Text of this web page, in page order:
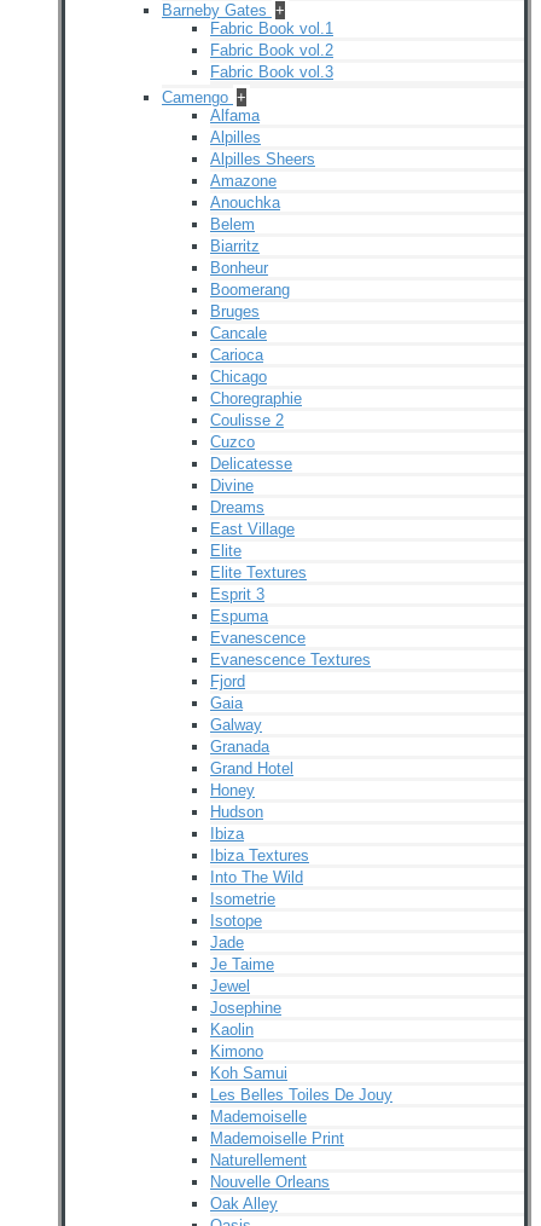
Barneby Gates +
Fabric Book vol.1
Fabric Book vol.2
Fabric Book vol.3
Camengo +
Alfama
Alpilles
Alpilles Sheers
Amazone
Anouchka
Belem
Biarritz
Bonheur
Boomerang
Bruges
Cancale
Carioca
Chicago
Choregraphie
Coulisse 2
Cuzco
Delicatesse
Divine
Dreams
East Village
Elite
Elite Textures
Esprit 3
Espuma
Evanescence
Evanescence Textures
Fjord
Gaia
Galway
Granada
Grand Hotel
Honey
Hudson
Ibiza
Ibiza Textures
Into The Wild
Isometrie
Isotope
Jade
Je Taime
Jewel
Josephine
Kaolin
Kimono
Koh Samui
Les Belles Toiles De Jouy
Mademoiselle
Mademoiselle Print
Naturellement
Nouvelle Orleans
Oak Alley